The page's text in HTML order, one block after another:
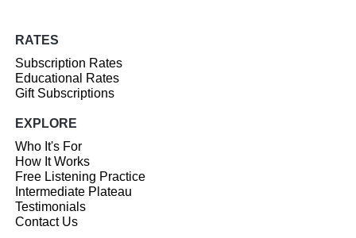
RATES
Subscription Rates
Educational Rates
Gift Subscriptions
EXPLORE
Who It's For
How It Works
Free Listening Practice
Intermediate Plateau
Testimonials
Contact Us